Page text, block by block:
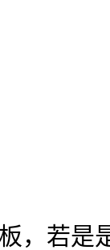
，若是